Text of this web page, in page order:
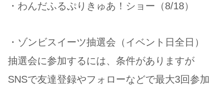
・わんだふるぷりきゅあ！ショー（8/18）
・ゾンビスイーツ抽選会（イベント日全日）
抽選会に参加するには、条件がありますが
SNSで友達登録やフォローなどで最大3回参加